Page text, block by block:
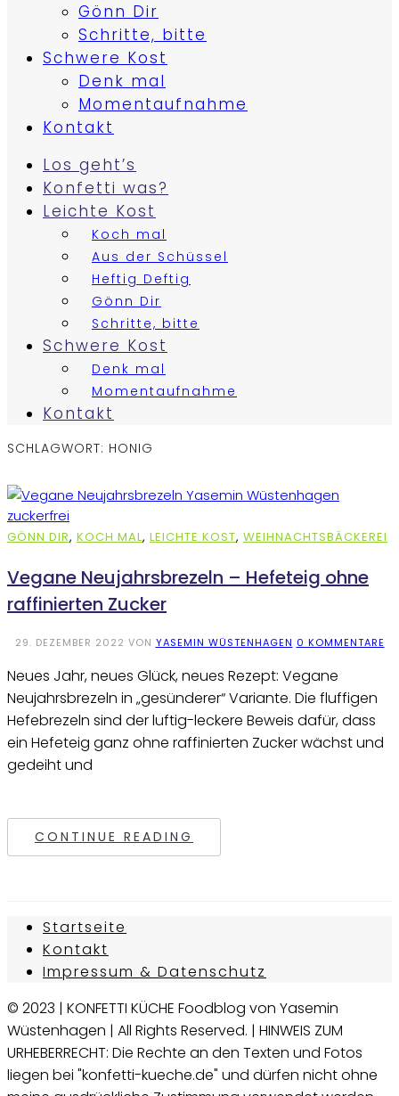
Gönn Dir
Schritte, bitte
Schwere Kost
Denk mal
Momentaufnahme
Kontakt
Los geht’s
Konfetti was?
Leichte Kost
Koch mal
Aus der Schüssel
Heftig Deftig
Gönn Dir
Schritte, bitte
Schwere Kost
Denk mal
Momentaufnahme
Kontakt
SCHLAGWORT: HONIG
GÖNN DIR, KOCH MAL, LEICHTE KOST, WEIHNACHTSBÄCKEREI
Vegane Neujahrsbrezeln – Hefeteig ohne
raffinierten Zucker
29. DEZEMBER 2022 VON YASEMIN WÜSTENHAGEN 0 KOMMENTARE
Neues Jahr, neues Glück, neues Rezept: Vegane
Neujahrsbrezeln in „gesünderer“ Variante. Die fluffigen
Hefebrezeln sind der luftig-leckere Beweis dafür, dass
ein Hefeteig ganz ohne raffinierten Zucker wächst und
gedeiht und
CONTINUE READING
Startseite
Kontakt
Impressum & Datenschutz
© 2023 | KONFETTI KÜCHE Foodblog von Yasemin
Wüstenhagen | All Rights Reserved. | HINWEIS ZUM
URHEBERRECHT: Die Rechte an den Texten und Fotos
liegen bei "konfetti-kueche.de" und dürfen nicht ohne